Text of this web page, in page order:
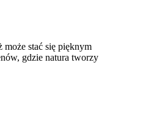
może stać się pięknym
gdzie natura tworzy